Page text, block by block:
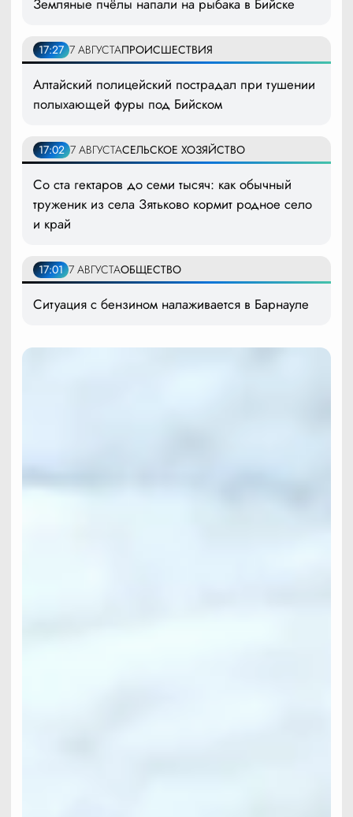
Земляные пчёлы напали на рыбака в Бийске
17:27 7 АВГУСТАПРОИСШЕСТВИЯ
Алтайский полицейский пострадал при тушении
полыхающей фуры под Бийском
17:02 7 АВГУСТАСЕЛЬСКОЕ ХОЗЯЙСТВО
Со ста гектаров до семи тысяч: как обычный
труженик из села Зятьково кормит родное село
и край
17:01 7 АВГУСТАОБЩЕСТВО
Ситуация с бензином налаживается в Барнауле